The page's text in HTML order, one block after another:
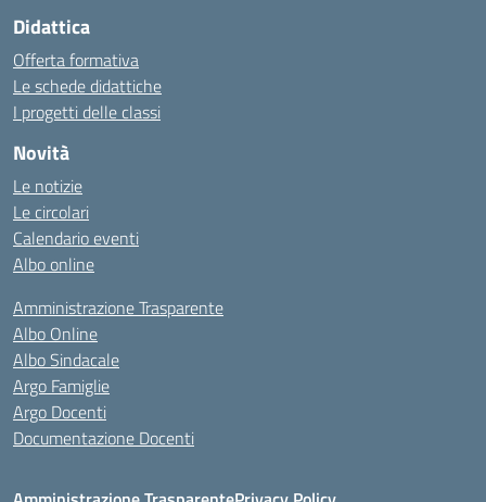
Didattica
Offerta formativa
Le schede didattiche
I progetti delle classi
Novità
Le notizie
Le circolari
Calendario eventi
Albo online
Amministrazione Trasparente
Albo Online
Albo Sindacale
Argo Famiglie
Argo Docenti
Documentazione Docenti